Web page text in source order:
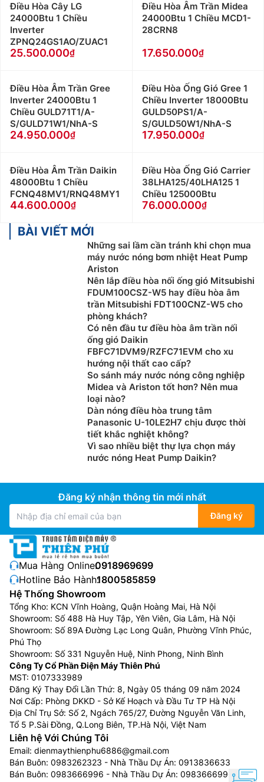
Điều Hòa Cây LG
24000Btu 1 Chiều
Inverter
ZPNQ24GS1AO/ZUAC1
25.500.000
Điều Hòa Âm Trần Midea
24000Btu 1 Chiều MCD1-
28CRN8
17.650.000
Điều Hòa Âm Trần Gree
Inverter 24000Btu 1
Chiều GULD71T1/A-
S/GULD71W1/NhA-S
24.950.000
Điều Hòa Ống Gió Gree 1
Chiều Inverter 18000Btu
GULD50PS1/A-
S/GULD50W1/NhA-S
17.950.000
Điều Hòa Âm Trần Daikin
48000Btu 1 Chiều
FCNQ48MV1/RNQ48MY1
44.600.000
Điều Hòa Ống Gió Carrier
38LHA125/40LHA125 1
Chiều 125000Btu
76.000.000
BÀI VIẾT MỚI
Những sai lầm cần tránh khi chọn mua
máy nước nóng bơm nhiệt Heat Pump
Ariston
Nên lắp điều hòa nối ống gió Mitsubishi
FDUM100CSZ-W5 hay điều hòa âm
trần Mitsubishi FDT100CNZ-W5 cho
phòng khách?
Có nên đầu tư điều hòa âm trần nối
ống gió Daikin
FBFC71DVM9/RZFC71EVM cho xu
hướng nội thất cao cấp?
So sánh máy nước nóng công nghiệp
Midea và Ariston tốt hơn? Nên mua
loại nào?
Dàn nóng điều hòa trung tâm
Panasonic U-10LE2H7 chịu được thời
tiết khắc nghiệt không?
Vì sao nhiều biệt thự lựa chọn máy
nước nóng Heat Pump Daikin?
Đăng ký nhận thông tin mới nhất
Đăng ký
Mua Hàng Online:0918969699
Hotline Bảo Hành:1800585859
Hệ Thống Showroom
Tổng Kho: KCN Vĩnh Hoàng, Quận Hoàng Mai, Hà Nội
Showroom: Số 488 Hà Huy Tập, Yên Viên, Gia Lâm, Hà Nội
Showroom: Số 89A Đường Lạc Long Quân, Phường Vĩnh Phúc,
Phú Thọ
Showroom: Số 331 Nguyễn Huệ, Ninh Phong, Ninh Bình
Công Ty Cổ Phần Điện Máy Thiên Phú
MST: 0107333989
Đăng Ký Thay Đổi Lần Thứ: 8, Ngày 05 tháng 09 năm 2024
Nơi Cấp: Phòng DKKD - Sở Kế Hoạch và Đầu Tư TP Hà Nội
Địa Chỉ Trụ Sở: Số 2, Ngách 765/27, Đường Nguyễn Văn Linh,
Tổ 5 P.Sài Đồng, Q.Long Biên, TP.Hà Nội, Việt Nam
Liên hệ Với Chúng Tôi
Email: dienmaythienphu6886@gmail.com
Bán Buôn: 0983262323 - Nhà Thầu Dự Án: 0913836633
Bán Buôn: 0983666996 - Nhà Thầu Dự Án: 0983666996